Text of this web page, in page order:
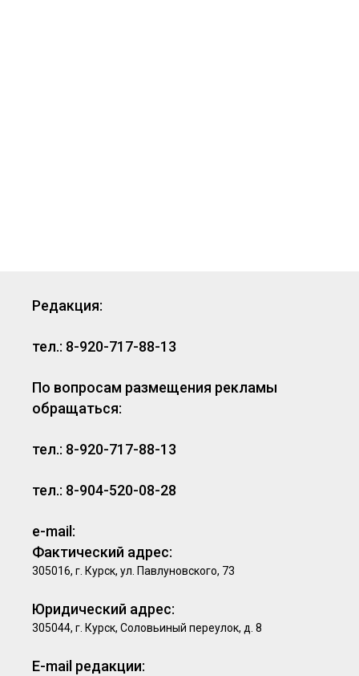
Редакция:
тел.: 8-920-717-88-13
По вопросам размещения рекламы
обращаться:
тел.: 8-920-717-88-13
тел.: 8-904-520-08-28
e-mail:
Фактический адрес:
305016, г. Курск, ул. Павлуновского, 73
Юридический адрес:
305044, г. Курск, Соловьиный переулок, д. 8
E-mail редакции: